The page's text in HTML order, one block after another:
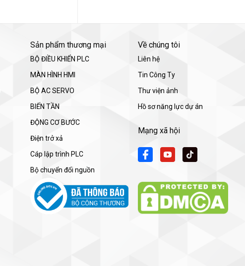
Sản phẩm thương mại
BỘ ĐIỀU KHIỂN PLC
MÀN HÌNH HMI
BỘ AC SERVO
BIẾN TẦN
ĐỘNG CƠ BƯỚC
Điện trở xả
Cáp lập trình PLC
Bộ chuyển đổi nguồn
Về chúng tôi
Liên hệ
Tin Công Ty
Thư viện ảnh
Hồ sơ năng lực dự án
Mạng xã hội